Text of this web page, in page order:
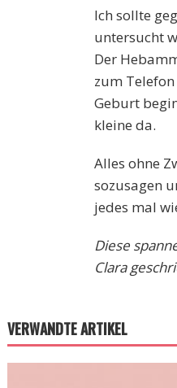
Ich sollte
untersucht
Der
zum
Geburt
kleine da.
Alles ohne
sozusagen
jedes mal
Diese
Clara
VERWANDTE ARTIKEL